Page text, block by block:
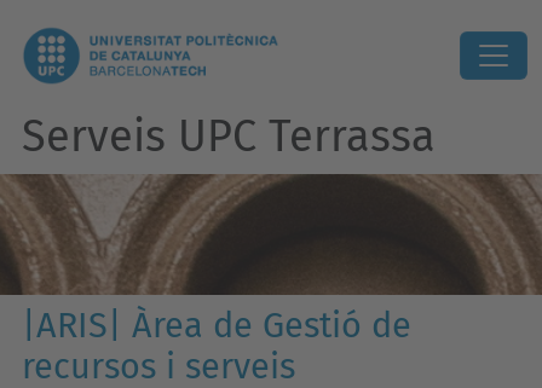
Serveis UPC Terrassa
|ARIS| Àrea de Gestió de
recursos i serveis